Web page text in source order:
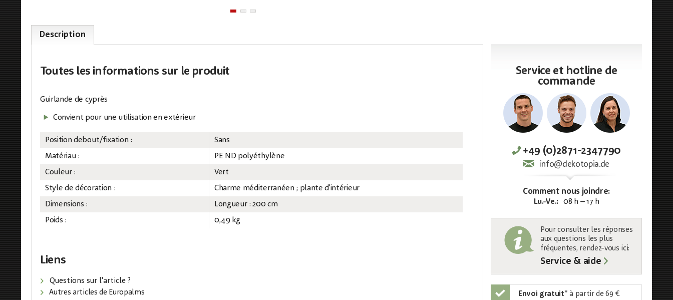
Description
Toutes les informations sur le produit
Guirlande de cyprès
Convient pour une utilisation en extérieur
Position debout/fixation :
Sans
Matériau :
PE ND polyéthylène
Couleur :
Vert
Style de décoration :
Charme méditerranéen ; plante d'intérieur
Dimensions :
Longueur : 200 cm
Poids :
0,49 kg
Liens
Questions sur l'article ?
Autres articles de Europalms
Service et hotline de
commande
+49 (0)2871-2347790
info@dekotopia.de
Comment nous joindre:
Lu.-Ve.: 08 h – 17 h
Pour consulter les réponses
aux questions les plus
fréquentes, rendez-vous ici:
Service & aide
Envoi gratuit* à partir de 69 €